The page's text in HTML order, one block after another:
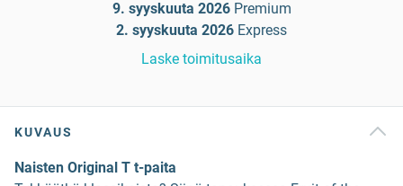
9. syyskuuta 2026 Premium
2. syyskuuta 2026 Express
Laske toimitusaika
KUVAUS
Naisten Original T t-paita